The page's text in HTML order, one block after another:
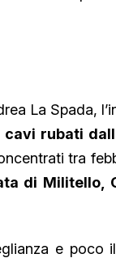
La Spada,
cavi rubati
tra
di Militello,
e poco